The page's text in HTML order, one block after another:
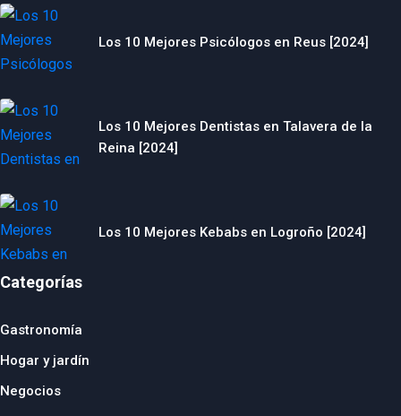
Los 10 Mejores Psicólogos en Reus [2024]
Los 10 Mejores Dentistas en Talavera de la
Reina [2024]
Los 10 Mejores Kebabs en Logroño [2024]
Categorías
Gastronomía
Hogar y jardín
Negocios